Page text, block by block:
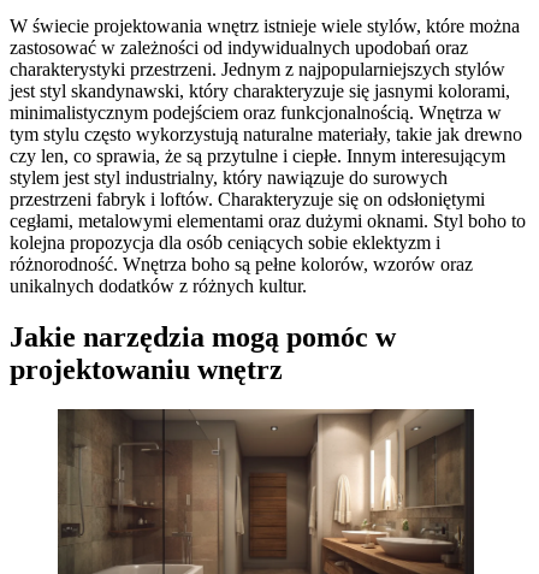
W świecie projektowania wnętrz istnieje wiele stylów, które można
zastosować w zależności od indywidualnych upodobań oraz
charakterystyki przestrzeni. Jednym z najpopularniejszych stylów
jest styl skandynawski, który charakteryzuje się jasnymi kolorami,
minimalistycznym podejściem oraz funkcjonalnością. Wnętrza w
tym stylu często wykorzystują naturalne materiały, takie jak drewno
czy len, co sprawia, że są przytulne i ciepłe. Innym interesującym
stylem jest styl industrialny, który nawiązuje do surowych
przestrzeni fabryk i loftów. Charakteryzuje się on odsłoniętymi
cegłami, metalowymi elementami oraz dużymi oknami. Styl boho to
kolejna propozycja dla osób ceniących sobie eklektyzm i
różnorodność. Wnętrza boho są pełne kolorów, wzorów oraz
unikalnych dodatków z różnych kultur.
Jakie narzędzia mogą pomóc w
projektowaniu wnętrz